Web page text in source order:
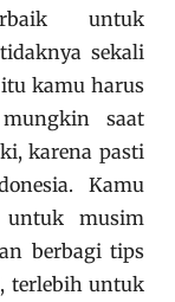
untuk
sekali
kamu harus
saat
karena pasti
Kamu
musim
berbagi tips
terlebih untuk